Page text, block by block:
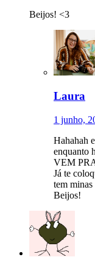
Beijos! <3
Laura
1 junho,
Hahahah
enquanto
VEM
Já te
tem
Beijos!